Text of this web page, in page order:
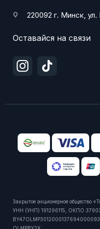
220092 г. Минск,
Оставайся на связи
Закрытое акционерное общество
УНН (УНП) 191296115, ОКПО